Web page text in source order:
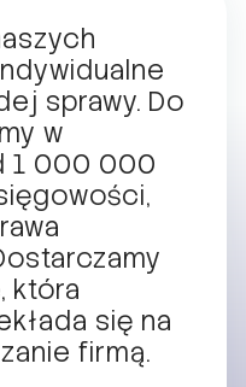
sprawy. Do
w
1 000 000
która
się na
firmą.